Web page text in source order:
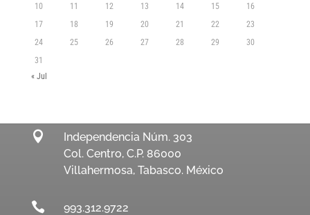
10
11 12 13 14 15
16
17
18 19 20 21 22
23
24
25 26 27 28 29
30
31
« Jul

Independencia Núm. 303
Col. Centro, C.P. 86000
Villahermosa, Tabasco. México

993.312.9722